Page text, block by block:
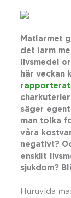
Matlarmet
det larm
livsmedel
här veckan
säger
man tolka
våra
negativt?
enskilt
sjukdom?
Huruvida